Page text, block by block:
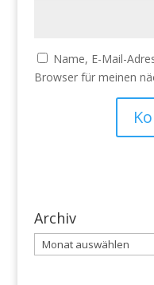
Name, E-Mail-
Browser für meinen
Archiv
Archiv